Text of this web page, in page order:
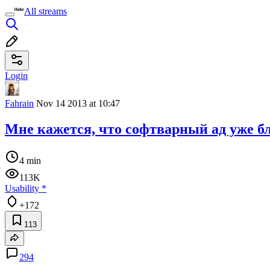
All streams
Login
Fahrain Nov 14 2013 at 10:47
Мне кажется, что софтварный ад уже
4 min
113K
Usability *
+172
113
294